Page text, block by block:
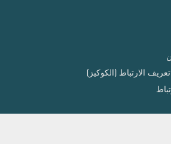
الارتباط (الكوكيز)